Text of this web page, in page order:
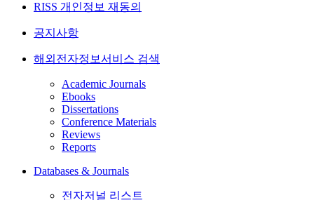
RISS 개인정보 재동의
공지사항
해외전자정보서비스 검색
Academic Journals
Ebooks
Dissertations
Conference Materials
Reviews
Reports
Databases & Journals
전자저널 리스트